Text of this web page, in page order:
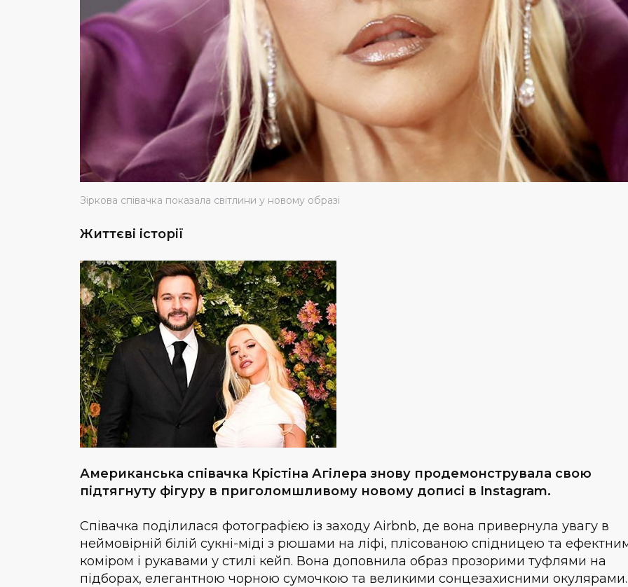
Зіркова співачка показала світлини у новому образі
Життєві історії
Американська співачка Крістіна Агілера знову продемонструвала свою
підтягнуту фігуру в приголомшливому новому дописі в Instagram.
Співачка поділилася фотографією із заходу Airbnb, де вона привернула увагу в
неймовірній білій сукні-міді з рюшами на ліфі, плісованою спідницею та
коміром і рукавами у стилі кейп. Вона доповнила образ прозорими туфлями на
підборах, елегантною чорною сумочкою та великими сонцезахисними окулярами.